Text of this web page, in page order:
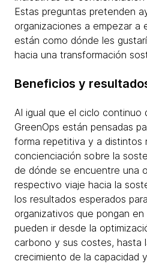
Estas preguntas pretenden
organizaciones a empezar a
están como dónde les
hacia una transformación
Beneficios y
Al igual que el ciclo continuo
GreenOps están pensadas
forma repetitiva y a distintos
concienciación sobre la
de dónde se encuentre una
respectivo viaje hacia la
los resultados esperados
organizativos que pongan en
pueden ir desde la
carbono y sus costes, hasta
crecimiento de la capacidad